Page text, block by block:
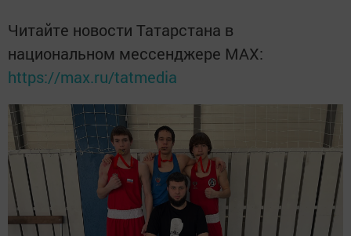
Читайте новости Татарстана в
национальном мессенджере MАХ:
https://max.ru/tatmedia